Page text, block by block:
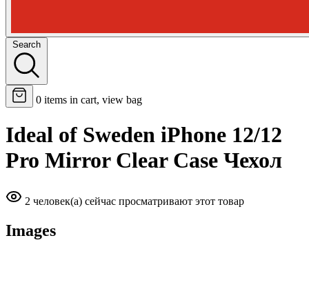
Search
0 items in cart, view bag
Ideal of Sweden iPhone 12/12
Pro Mirror Clear Case Чехол
2 человек(а) сейчас просматривают этот товар
Images